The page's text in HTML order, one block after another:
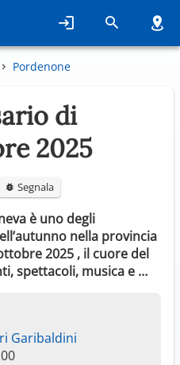
Pordenone
di
2025
Segnala
è uno degli
nella provincia
2025 , il cuore del
spettacoli, musica e …
Garibaldini